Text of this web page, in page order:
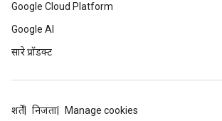
Google Cloud Platform
Google AI
सारे प्रॉडक्ट
शर्तें निजता Manage cookies